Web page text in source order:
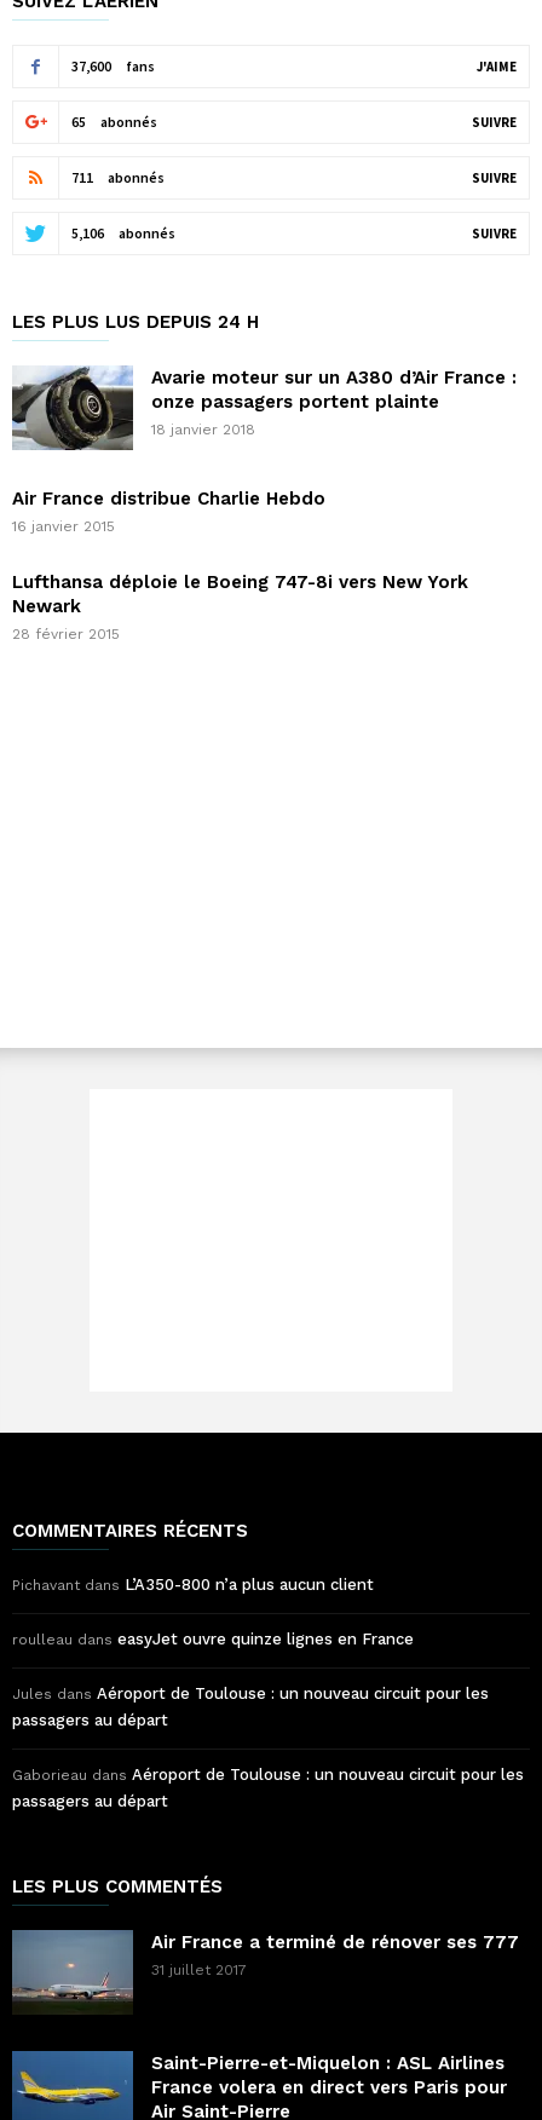
37,600 fans J'AIME
65 abonnés SUIVRE
711 abonnés SUIVRE
5,106 abonnés SUIVRE
LES PLUS LUS DEPUIS 24 H
Avarie moteur sur un A380 d’Air France :
onze passagers portent plainte
18 janvier 2018
Air France distribue Charlie Hebdo
16 janvier 2015
Lufthansa déploie le Boeing 747-8i vers New York
Newark
28 février 2015
COMMENTAIRES RÉCENTS
Pichavant dans L’A350-800 n’a plus aucun client
roulleau dans easyJet ouvre quinze lignes en France
Jules dans Aéroport de Toulouse : un nouveau circuit pour les
passagers au départ
Gaborieau dans Aéroport de Toulouse : un nouveau circuit pour les
passagers au départ
LES PLUS COMMENTÉS
Air France a terminé de rénover ses 777
31 juillet 2017
Saint-Pierre-et-Miquelon : ASL Airlines
France volera en direct vers Paris pour
Air Saint-Pierre